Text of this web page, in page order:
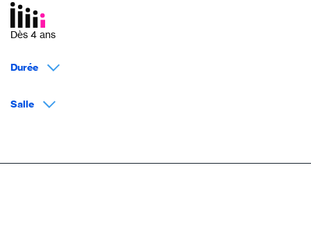
Dès 4 ans
Durée
Salle